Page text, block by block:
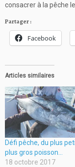
consacrer à la pêche
Partager :
Facebook
Articles similaires
Défi pêche, du plus
plus gros poisson…
18 octobre 2017